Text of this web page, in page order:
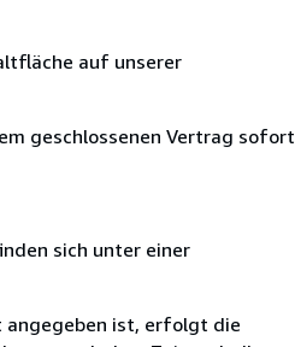
auf unserer
geschlossenen Vertrag sofort
sich unter einer
angegeben ist, erfolgt die